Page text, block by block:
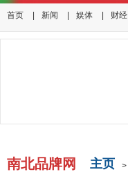
首页 新闻 娱体 财经
南北品牌网 主页 >